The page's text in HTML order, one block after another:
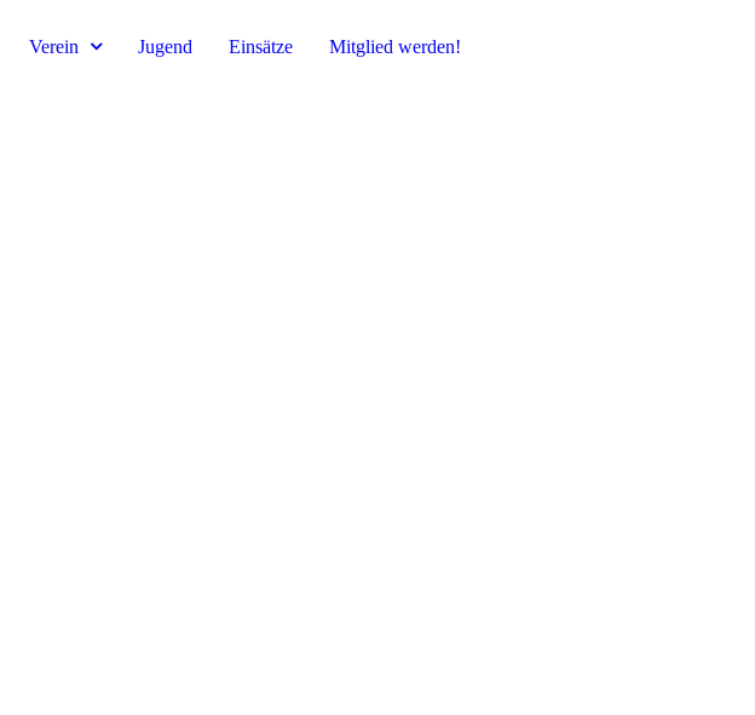
Verein Jugend Einsätze Mitglied werden!